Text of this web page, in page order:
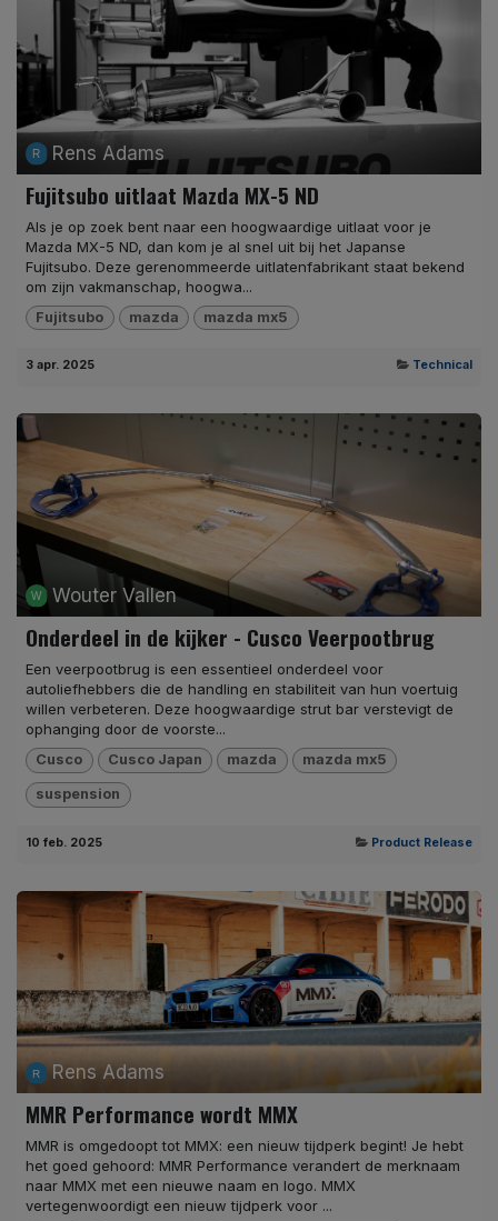
Rens Adams
Fujitsubo uitlaat Mazda MX-5 ND
Als je op zoek bent naar een hoogwaardige uitlaat voor je
Mazda MX-5 ND, dan kom je al snel uit bij het Japanse
Fujitsubo. Deze gerenommeerde uitlatenfabrikant staat bekend
om zijn vakmanschap, hoogwa...
Fujitsubo mazda mazda mx5
3 apr. 2025 Technical
Wouter Vallen
Onderdeel in de kijker - Cusco Veerpootbrug
Een veerpootbrug is een essentieel onderdeel voor
autoliefhebbers die de handling en stabiliteit van hun voertuig
willen verbeteren. Deze hoogwaardige strut bar verstevigt de
ophanging door de voorste...
Cusco Cusco Japan mazda mazda mx5
suspension
10 feb. 2025 Product Release
Rens Adams
MMR Performance wordt MMX
MMR is omgedoopt tot MMX: een nieuw tijdperk begint! Je hebt
het goed gehoord: MMR Performance verandert de merknaam
naar MMX met een nieuwe naam en logo. MMX
vertegenwoordigt een nieuw tijdperk voor ...